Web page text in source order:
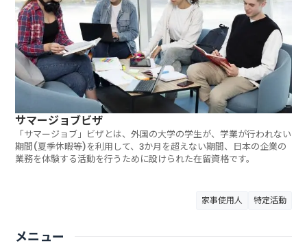
サマージョブビザ
「サマージョブ」ビザとは、外国の大学の学生が、学業が行われない
期間(夏季休暇等)を利用して、3か月を超えない期間、日本の企業の
業務を体験する活動を行うために設けられた在留資格です。
家事使用人 特定活動
メニュー